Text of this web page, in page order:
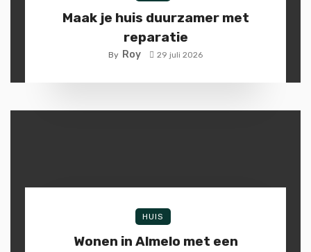
Maak je huis duurzamer met
reparatie
By Roy 29 juli 2026
HUIS
Wonen in Almelo met een